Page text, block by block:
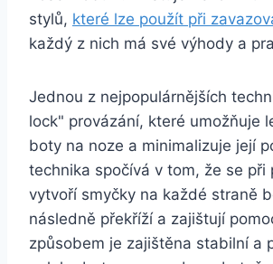
stylů, které lze použít při​
každý z ‍nich​ má své výhody a
Jednou z nejpopulárnějších
lock" provázání, které umožňuje
boty na noze a minimalizuje její
technika spočívá v tom, že se ​při
vytvoří smyčky na každé straně
následně překříží a zajištují
způsobem je zajištěna stabilní a